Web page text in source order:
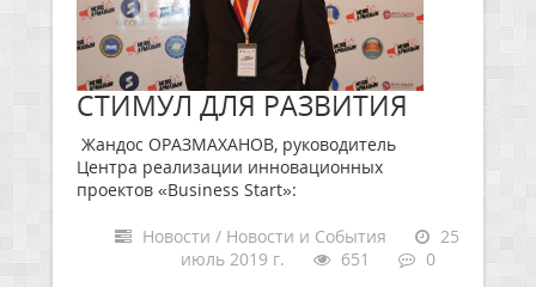
СТИМУЛ ДЛЯ РАЗВИТИЯ
Жандос ОРАЗМАХАНОВ, руководитель
Центра реализации инновационных
проектов «Business Start»:
Новости / Новости и События
25
июль 2019 г.
651 0